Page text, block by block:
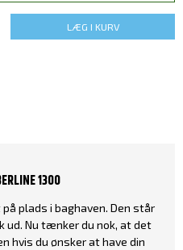
LÆG I KURV
1300
plads i baghaven. Den står
ud. Nu tænker du nok, at det
hvis du ønsker at have din